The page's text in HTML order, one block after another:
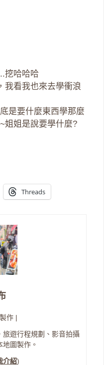
挖哈哈哈
我看我也來去學衝浪
是要什麼東西學那麼
姐姐是說要學什麼?
Threads
作 |
旅遊行程規劃、影音拍攝
圖製作。
介紹)